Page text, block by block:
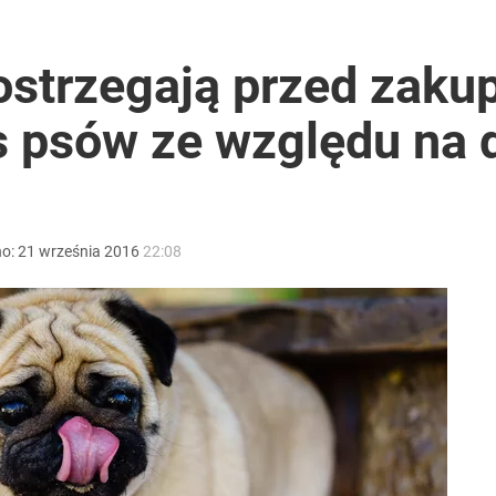
roku?
coś znacznie gorszego
przed
psów ze względu na
21 września 2016 22:08